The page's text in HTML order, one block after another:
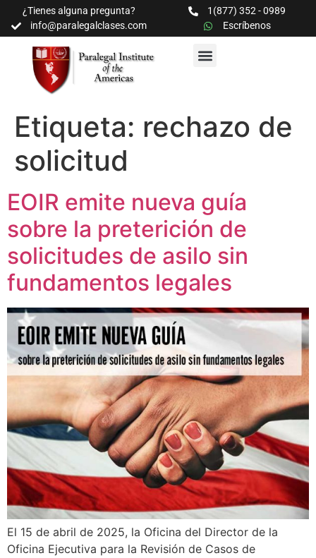
¿Tienes alguna pregunta?
1(877) 352 - 0989
info@paralegalclases.com
Escríbenos
Etiqueta: rechazo de
solicitud
EOIR emite nueva guía
sobre la preterición de
solicitudes de asilo sin
fundamentos legales
El 15 de abril de 2025, la Oficina del Director de la
Oficina Ejecutiva para la Revisión de Casos de